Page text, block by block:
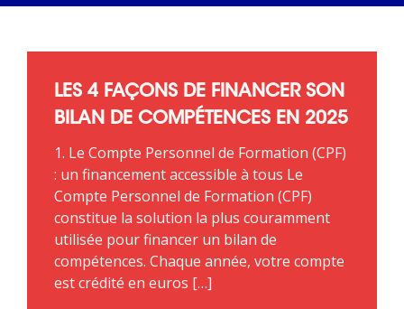
LES 4 FAÇONS DE FINANCER SON
BILAN DE COMPÉTENCES EN 2025
1. Le Compte Personnel de Formation (CPF)
: un financement accessible à tous Le
Compte Personnel de Formation (CPF)
constitue la solution la plus couramment
utilisée pour financer un bilan de
compétences. Chaque année, votre compte
est crédité en euros […]